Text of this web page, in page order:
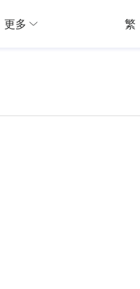
更多 繁